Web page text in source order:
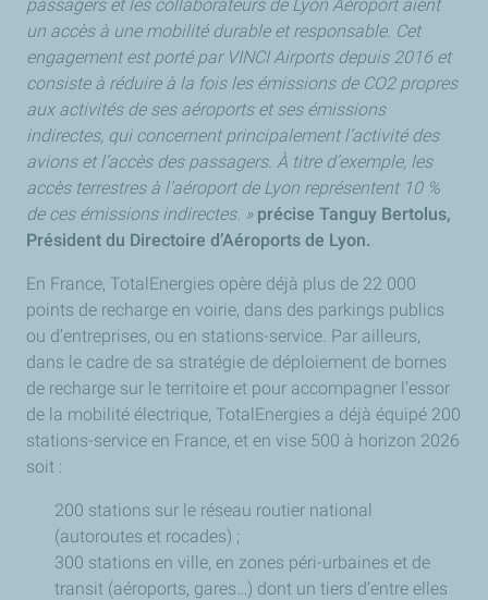
passagers et les collaborateurs de Lyon Aéroport aient
un accès à une mobilité durable et responsable. Cet
engagement est porté par VINCI Airports depuis 2016 et
consiste à réduire à la fois les émissions de CO2 propres
aux activités de ses aéroports et ses émissions
indirectes, qui concernent principalement l’activité des
avions et l’accès des passagers. À titre d’exemple, les
accès terrestres à l’aéroport de Lyon représentent 10 %
de ces émissions indirectes. » précise Tanguy Bertolus,
Président du Directoire d’Aéroports de Lyon.
En France, TotalEnergies opère déjà plus de 22 000
points de recharge en voirie, dans des parkings publics
ou d’entreprises, ou en stations-service. Par ailleurs,
dans le cadre de sa stratégie de déploiement de bornes
de recharge sur le territoire et pour accompagner l’essor
de la mobilité électrique, TotalEnergies a déjà équipé 200
stations-service en France, et en vise 500 à horizon 2026
soit :
200 stations sur le réseau routier national
(autoroutes et rocades) ;
300 stations en ville, en zones péri-urbaines et de
transit (aéroports, gares…) dont un tiers d’entre elles